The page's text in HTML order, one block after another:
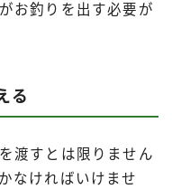
お釣りを出す必要が
る
渡すとは限りません
なければいけませ